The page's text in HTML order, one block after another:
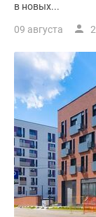
в новых...
09 августа